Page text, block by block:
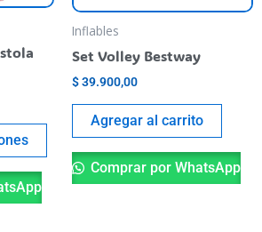
pueden
elegir
página
producto
Inflables
Set Volley Bestway
$39.900,00
Agregar al carrito
Comprar por WhatsApp